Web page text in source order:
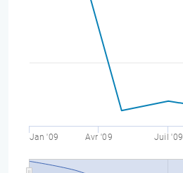
Jan '09 Avr '09 Juil '09